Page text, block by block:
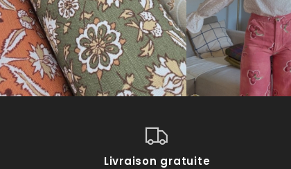
Livraison gratuite